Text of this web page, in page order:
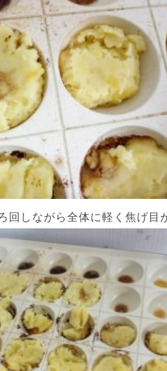
回しながら全体に軽く焦げ